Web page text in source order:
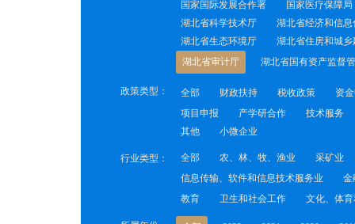
国家国际发展合作署
国家医疗保障局
湖北省科学技术厅
湖北省经济和信息
湖北省生态环境厅
湖北省住房和城乡
湖北省审计厅
湖北省国有资产监督
政策类型： 全部 财政扶持 税收政策 资
项目申报
产学研合作 技术服务
其他
小微企业
行业类型： 全部 农、林、牧、渔业 采矿业
信息传输、软件和信息技术服务业
金
教育
卫生和社会工作 文化、体